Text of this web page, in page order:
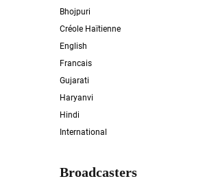
Bhojpuri
Créole Haïtienne
English
Francais
Gujarati
Haryanvi
Hindi
International
Broadcasters